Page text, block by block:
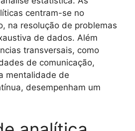
centram-se no
na resolução de problemas
de dados. Além
transversais, como
de comunicação,
mentalidade de
desempenham um